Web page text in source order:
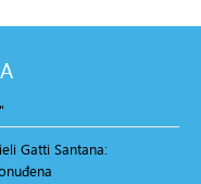
Gatti Santana: